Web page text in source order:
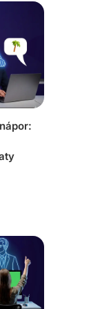
nie
Túto